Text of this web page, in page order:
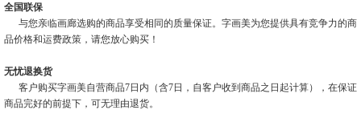
全国联保
与您亲临画廊选购的商品享受相同的质量保证。字画美为您提供具有竞争力的商
品价格和运费政策，请您放心购买！
无忧退换货
客户购买字画美自营商品7日内（含7日，自客户收到商品之日起计算），在保证
商品完好的前提下，可无理由退货。